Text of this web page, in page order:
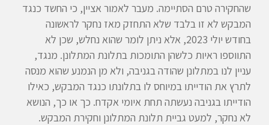
שהחקירה טרם הסתיימה. מעבר לאמור אציין, כי החשד כנגד
המבקש לא זו בלבד שלא התחזק מאז נחקר לראשונה
בחודש יולי 2023, אלא ניתן לומר שהוא נחלש, שכן לא
התווספו ראיות כלשהן התומכות בתלונת המתלונן. מנגד,
עניין לנו במתלונן שהודה בגניבה, ולא מן הנמנע שהוא מנסה
לתרץ את הודייתו במיוחס לו בתלונתו כנגד המבקש, כאילו
הודייתו בגניבה נעשתה תחת איומי אקדח. כך או כך, הנושא
לא נחקר, למעט גביית תלונת המתלונן וחקירת המבקש.